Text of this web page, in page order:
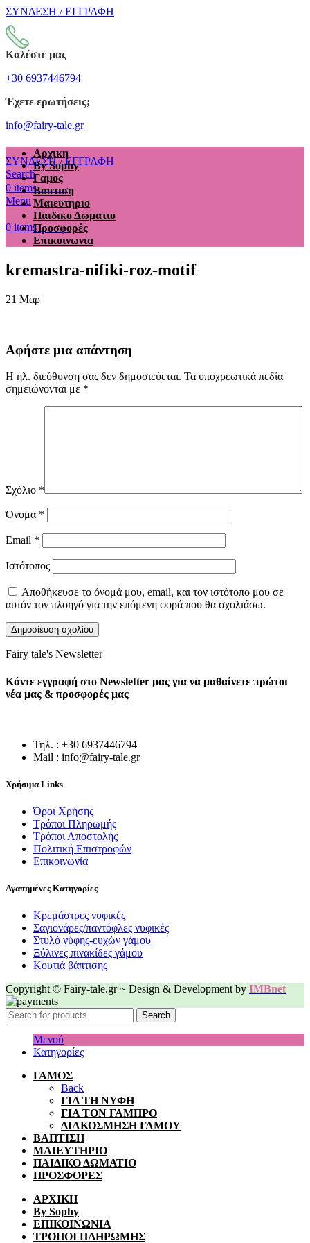
ΣΥΝΔΕΣΗ / ΕΓΓΡΑΦΗ
Καλέστε μας
+30 6937446794
Έχετε ερωτήσεις;
info@fairy-tale.gr
ΣΥΝΔΕΣΗ / ΕΓΓΡΑΦΗ
Search
0 items €0.00
Menu
0 items €0.00
Αρχικη
By Sophy
Γαμος
Βαπτιση
Μαιευτηριο
Παιδικο Δωματιο
Προσφορές
Επικοινωνια
kremastra-nifiki-roz-motif
21 Μαρ
Αφήστε μια απάντηση
Η ηλ. διεύθυνση σας δεν δημοσιεύεται. Τα υποχρεωτικά πεδία
σημειώνονται με *
Σχόλιο *
Όνομα *
Email *
Ιστότοπος
Αποθήκευσε το όνομά μου, email, και τον ιστότοπο μου σε
αυτόν τον πλοηγό για την επόμενη φορά που θα σχολιάσω.
Fairy tale's Newsletter
Κάντε εγγραφή στο Newsletter μας για να μαθαίνετε πρώτοι
νέα μας & προσφορές μας
Τηλ. : +30 6937446794
Mail : info@fairy-tale.gr
Χρήσιμα Links
Όροι Χρήσης
Τρόποι Πληρωμής
Τρόποι Αποστολής
Πολιτική Επιστροφών
Επικοινωνία
Αγαπημένες Κατηγορίες
Κρεμάστρες νυφικές
Σαγιονάρες/παντόφλες νυφικές
Στυλό νύφης-ευχών γάμου
Ξύλινες πινακίδες γάμου
Κουτιά βάπτισης
Copyright © Fairy-tale.gr ~ Design & Development by IMBnet
Search
Μενού
Κατηγορίες
ΓΑΜΟΣ
Back
ΓΙΑ ΤΗ ΝΥΦΗ
ΓΙΑ ΤΟΝ ΓΑΜΠΡΟ
ΔΙΑΚΟΣΜΗΣΗ ΓΑΜΟΥ
ΒΑΠΤΙΣΗ
ΜΑΙΕΥΤΗΡΙΟ
ΠΑΙΔΙΚΟ ΔΩΜΑΤΙΟ
ΠΡΟΣΦΟΡΕΣ
ΑΡΧΙΚΗ
By Sophy
ΕΠΙΚΟΙΝΩΝΙΑ
ΤΡΟΠΟΙ ΠΛΗΡΩΜΗΣ